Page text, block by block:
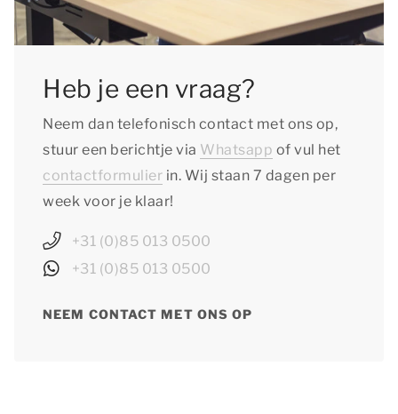
Heb je een vraag?
Neem dan telefonisch contact met ons op,
stuur een berichtje via Whatsapp of vul het
contactformulier in. Wij staan 7 dagen per
week voor je klaar!
+31 (0)85 013 0500
+31 (0)85 013 0500
NEEM CONTACT MET ONS OP